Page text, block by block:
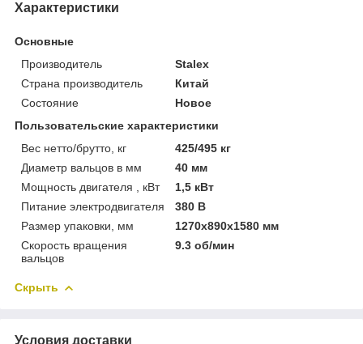
Характеристики
Основные
Производитель
Stalex
Страна производитель
Китай
Состояние
Новое
Пользовательские характеристики
Вес нетто/брутто, кг
425/495 кг
Диаметр вальцов в мм
40 мм
Мощность двигателя , кВт
1,5 кВт
Питание электродвигателя
380 В
Размер упаковки, мм
1270х890х1580 мм
Скорость вращения
вальцов
9.3 об/мин
Скрыть
Условия доставки